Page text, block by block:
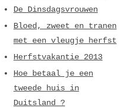
De Dinsdagsvrouwen
Bloed, zweet en tranen
met een vleugje herfst
Herfstvakantie 2013
Hoe betaal je een
tweede huis in
Duitsland ?